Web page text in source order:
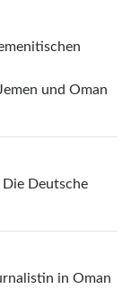
und Oman
Deutsche
in Oman